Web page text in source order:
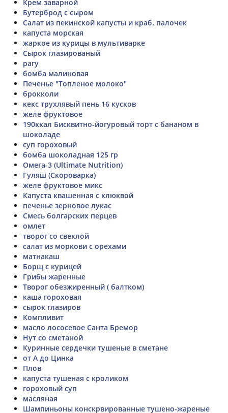
Крем заварной
Бутерброд с сыром
Салат из пекинской капусты и краб. палочек
капуста морская
жаркое из курицы в мультиварке
Сырок глазированый
рагу
бомба малиновая
Печенье "Топленое молоко"
брокколи
кекс трухлявый пень 16 кусков
желе фруктовое
190ккал Бисквитно-йогуровый торт с бананом в
шоколаде
суп гороховый
бомба шоколадная 125 гр
Омега-3 (Ultimate Nutrition)
Гуляш (Скороварка)
желе фруктовое микс
Капуста квашенная с клюквой
печенье зерновое лукас
Смесь болгарских перцев
омлет
творог со свеклой
салат из моркови с орехами
матнакаш
Борщ с курицей
Грибы жаренные
Творог обезжиренный ( балтком)
каша гороховая
сырок глазиров
Компливит
масло лососевое Санта Бремор
Нут со сметаной
Куринные сердечки тушеные в сметане
от А до Цинка
Плов
капуста тушеная с кроликом
гороховый суп
масляная
Шампиньоны конскрвированные тушено-жареные